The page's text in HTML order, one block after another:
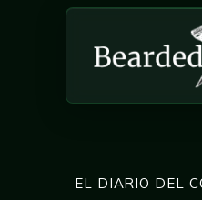
EL DIARIO DEL